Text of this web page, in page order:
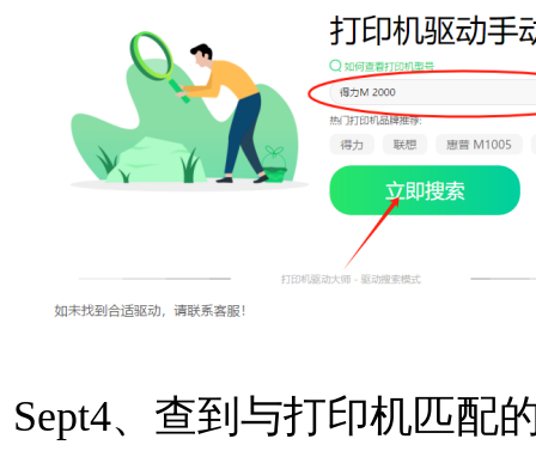
Sept4、查到与打印机匹配